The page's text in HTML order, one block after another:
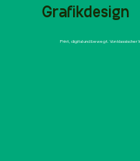
Grafikdesign
Print, digital und bewegt. Von